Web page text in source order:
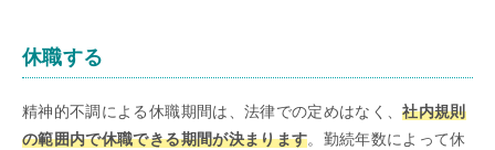
休職する
精神的不調による休職期間は、法律での定めはなく、社内規則
の範囲内で休職できる期間が決まります。勤続年数によって休